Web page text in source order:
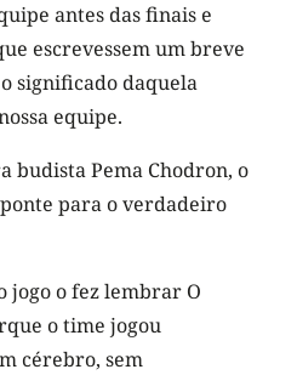
antes das finais e
escrevessem um breve
significado daquela
equipe.
budista Pema Chodron, o
para o verdadeiro
jogo o fez lembrar O
o time jogou
cérebro, sem